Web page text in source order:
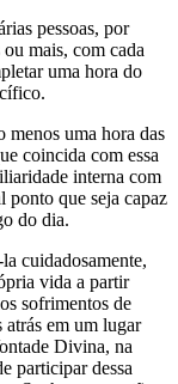
pessoas, por
mais, com cada
uma hora do
menos uma hora das
coincida com essa
interna com
ponto que seja capaz
do dia.
cuidadosamente,
vida a partir
sofrimentos de
atrás em um lugar
Divina, na
participar dessa